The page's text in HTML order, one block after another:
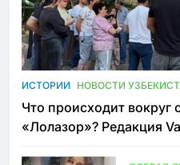
ИСТОРИИ НОВОСТИ
Что происходит вокруг
«Лолазор»? Редакция